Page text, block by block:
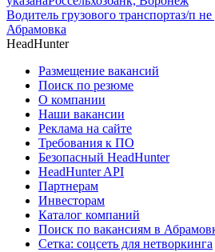
Водитель грузового транспортаз/п не
Абрамовка
HeadHunter
Размещение вакансий
Поиск по резюме
О компании
Наши вакансии
Реклама на сайте
Требования к ПО
Безопасный HeadHunter
HeadHunter API
Партнерам
Инвесторам
Каталог компаний
Поиск по вакансиям в
Сетка: соцсеть для нетворкинга